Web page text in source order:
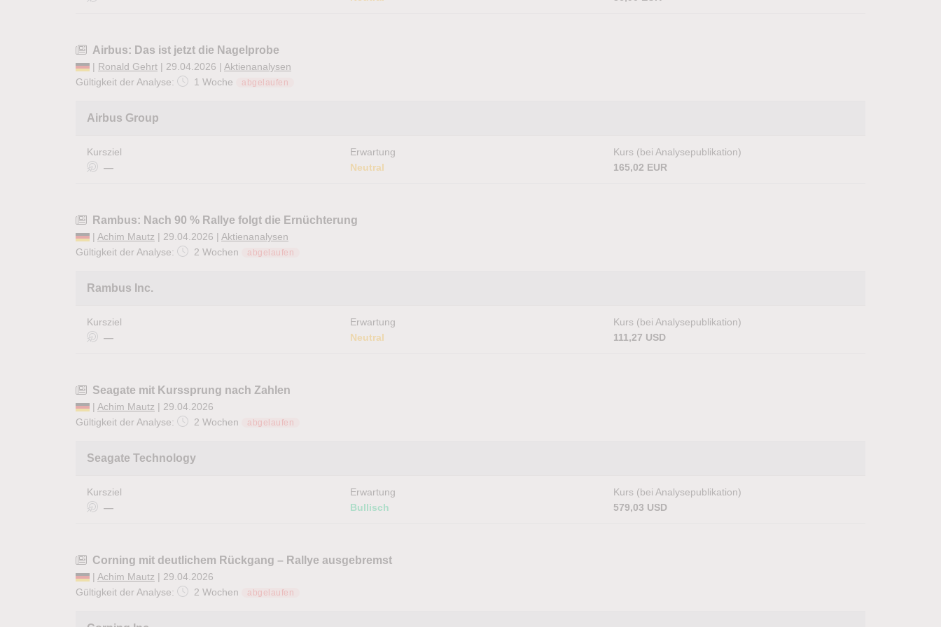
Airbus: Das ist jetzt die Nagelprobe
| Ronald Gehrt | 29.04.2026 | Aktienanalysen
Gültigkeit der Analyse:
1 Woche abgelaufen
Airbus Group
Kursziel
—
Erwartung
Neutral
Kurs (bei Analysepublikation)
165,02 EUR
Rambus: Nach 90 % Rallye folgt die Ernüchterung
| Achim Mautz | 29.04.2026 | Aktienanalysen
Gültigkeit der Analyse:
2 Wochen abgelaufen
Rambus Inc.
Kursziel
—
Erwartung
Neutral
Kurs (bei Analysepublikation)
111,27 USD
Seagate mit Kurssprung nach Zahlen
| Achim Mautz | 29.04.2026
Gültigkeit der Analyse:
2 Wochen abgelaufen
Seagate Technology
Kursziel
—
Erwartung
Bullisch
Kurs (bei Analysepublikation)
579,03 USD
Corning mit deutlichem Rückgang – Rallye ausgebremst
| Achim Mautz | 29.04.2026
Gültigkeit der Analyse:
2 Wochen abgelaufen